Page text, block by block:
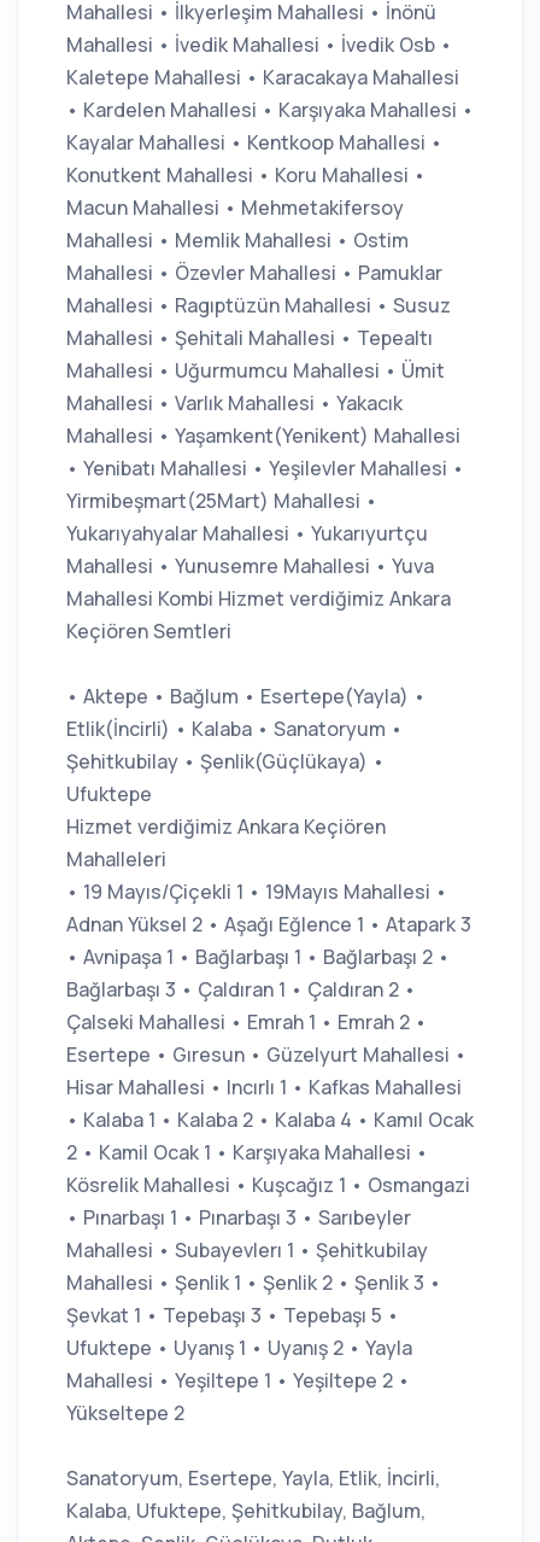
Mahallesi • İlkyerleşim Mahallesi • İnönü
Mahallesi • İvedik Mahallesi • İvedik Osb •
Kaletepe Mahallesi • Karacakaya Mahallesi
• Kardelen Mahallesi • Karşıyaka Mahallesi •
Kayalar Mahallesi • Kentkoop Mahallesi •
Konutkent Mahallesi • Koru Mahallesi •
Macun Mahallesi • Mehmetakifersoy
Mahallesi • Memlik Mahallesi • Ostim
Mahallesi • Özevler Mahallesi • Pamuklar
Mahallesi • Ragıptüzün Mahallesi • Susuz
Mahallesi • Şehitali Mahallesi • Tepealtı
Mahallesi • Uğurmumcu Mahallesi • Ümit
Mahallesi • Varlık Mahallesi • Yakacık
Mahallesi • Yaşamkent(Yenikent) Mahallesi
• Yenibatı Mahallesi • Yeşilevler Mahallesi •
Yirmibeşmart(25Mart) Mahallesi •
Yukarıyahyalar Mahallesi • Yukarıyurtçu
Mahallesi • Yunusemre Mahallesi • Yuva
Mahallesi Kombi Hizmet verdiğimiz Ankara
Keçiören Semtleri
• Aktepe • Bağlum • Esertepe(Yayla) •
Etlik(İncirli) • Kalaba • Sanatoryum •
Şehitkubilay • Şenlik(Güçlükaya) •
Ufuktepe
Hizmet verdiğimiz Ankara Keçiören
Mahalleleri
• 19 Mayıs/Çiçekli 1 • 19Mayıs Mahallesi •
Adnan Yüksel 2 • Aşağı Eğlence 1 • Atapark 3
• Avnipaşa 1 • Bağlarbaşı 1 • Bağlarbaşı 2 •
Bağlarbaşı 3 • Çaldıran 1 • Çaldıran 2 •
Çalseki Mahallesi • Emrah 1 • Emrah 2 •
Esertepe • Gıresun • Güzelyurt Mahallesi •
Hisar Mahallesi • Incırlı 1 • Kafkas Mahallesi
• Kalaba 1 • Kalaba 2 • Kalaba 4 • Kamıl Ocak
2 • Kamil Ocak 1 • Karşıyaka Mahallesi •
Kösrelik Mahallesi • Kuşcağız 1 • Osmangazi
• Pınarbaşı 1 • Pınarbaşı 3 • Sarıbeyler
Mahallesi • Subayevlerı 1 • Şehitkubilay
Mahallesi • Şenlik 1 • Şenlik 2 • Şenlik 3 •
Şevkat 1 • Tepebaşı 3 • Tepebaşı 5 •
Ufuktepe • Uyanış 1 • Uyanış 2 • Yayla
Mahallesi • Yeşiltepe 1 • Yeşiltepe 2 •
Yükseltepe 2
Sanatoryum, Esertepe, Yayla, Etlik, İncirli,
Kalaba, Ufuktepe, Şehitkubilay, Bağlum,